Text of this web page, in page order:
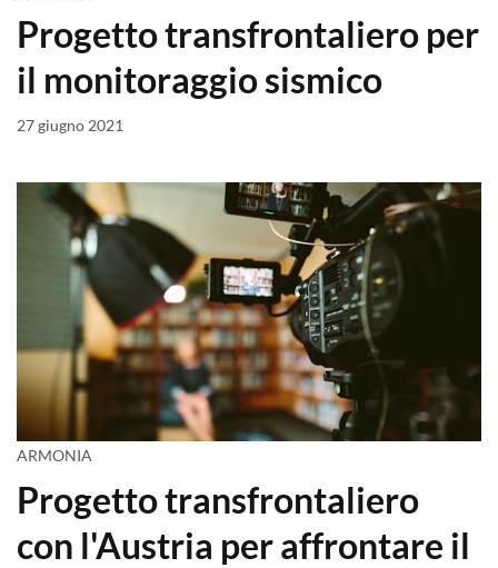
Progetto transfrontaliero per
il monitoraggio sismico
27 giugno 2021
ARMONIA
Progetto transfrontaliero
con l'Austria per affrontare il